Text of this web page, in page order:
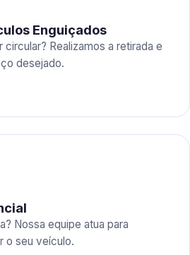
Enguiçados
Realizamos a retirada e
desejado.
Nossa equipe atua para
o seu veículo.